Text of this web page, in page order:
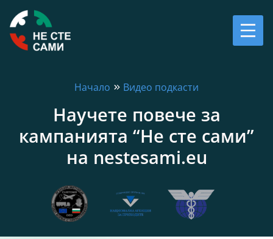
Начало Видео подкасти
Научете повече за
кампанията “Не сте сами”
на nestesami.eu